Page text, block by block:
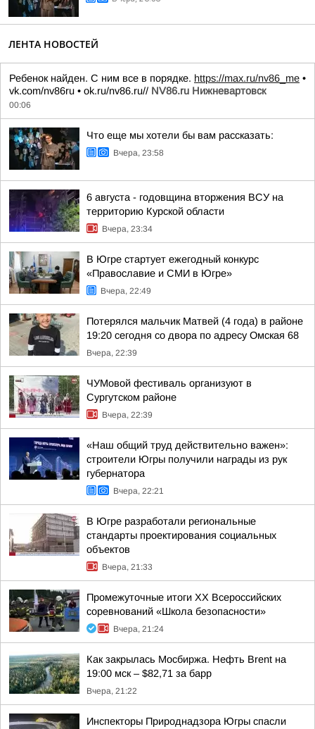
ЛЕНТА НОВОСТЕЙ
Ребенок найден. С ним все в порядке. https://max.ru/nv86_me •
vk.com/nv86ru • ok.ru/nv86.ru// NV86.ru Нижневартовск
00:06
Что еще мы хотели бы вам рассказать:
Вчера, 23:58
6 августа - годовщина вторжения ВСУ на
территорию Курской области
Вчера, 23:34
В Югре стартует ежегодный конкурс
«Православие и СМИ в Югре»
Вчера, 22:49
Потерялся мальчик Матвей (4 года) в районе
19:20 сегодня со двора по адресу Омская 68
Вчера, 22:39
ЧУМовой фестиваль организуют в
Сургутском районе
Вчера, 22:39
«Наш общий труд действительно важен»:
строители Югры получили награды из рук
губернатора
Вчера, 22:21
В Югре разработали региональные
стандарты проектирования социальных
объектов
Вчера, 21:33
Промежуточные итоги XX Всероссийских
соревнований «Школа безопасности»
Вчера, 21:24
Как закрылась Мосбиржа. Нефть Brent на
19:00 мск – $82,71 за барр
Вчера, 21:22
Инспекторы Природнадзора Югры спасли